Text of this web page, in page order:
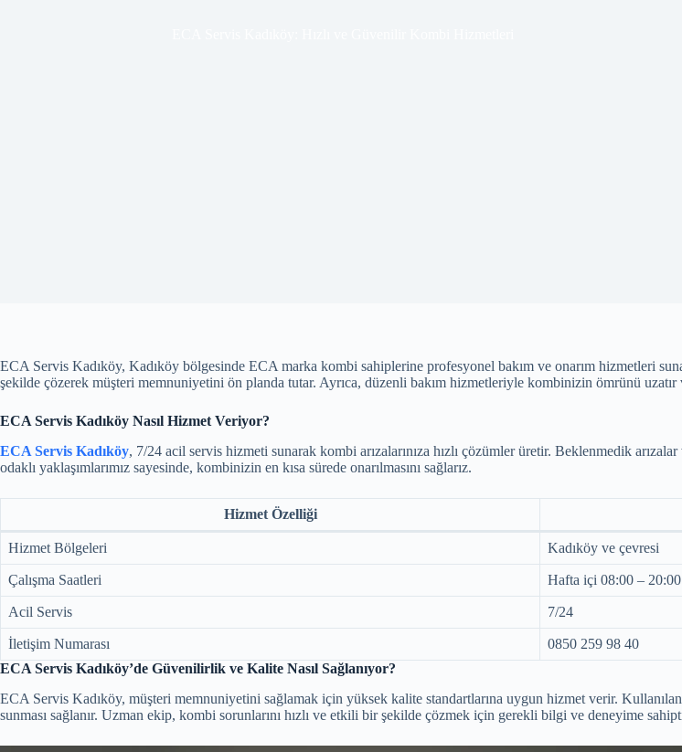
ECA Servis Kadıköy, Kadıköy bölgesinde ECA marka kombi sahiplerine profesyonel bakım ve onarım hizmetleri
şekilde çözerek müşteri memnuniyetini ön planda tutar. Ayrıca, düzenli bakım hizmetleriyle kombinizin ömrünü uzatır
ECA Servis Kadıköy Nasıl Hizmet Veriyor?
ECA Servis Kadıköy, 7/24 acil servis hizmeti sunarak kombi arızalarınıza hızlı çözümler üretir. Beklenmedik
odaklı yaklaşımlarımız sayesinde, kombinizin en kısa sürede onarılmasını sağlarız.
Hizmet Özelliği
Hizmet Bölgeleri Kadıköy ve çevresi
Çalışma Saatleri Hafta içi 08:00 – 20:00
Acil Servis 7/24
İletişim Numarası
0850 259 98 40
ECA Servis Kadıköy’de Güvenilirlik ve Kalite Nasıl Sağlanıyor?
ECA Servis Kadıköy, müşteri memnuniyetini sağlamak için yüksek kalite standartlarına uygun hizmet verir.
sunması sağlanır. Uzman ekip, kombi sorunlarını hızlı ve etkili bir şekilde çözmek için gerekli bilgi ve deneyime